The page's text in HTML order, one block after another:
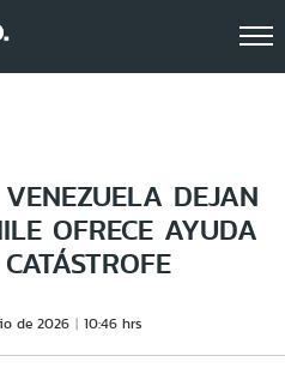
DEJAN
OFRECE AYUDA
de 2026 10:46 hrs